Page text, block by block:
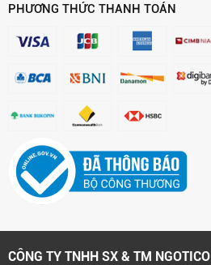
PHƯƠNG THỨC THANH TOÁN
CÔNG TY TNHH SX & TM NGOTICO